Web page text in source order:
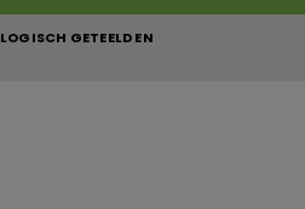
GETEELD EN